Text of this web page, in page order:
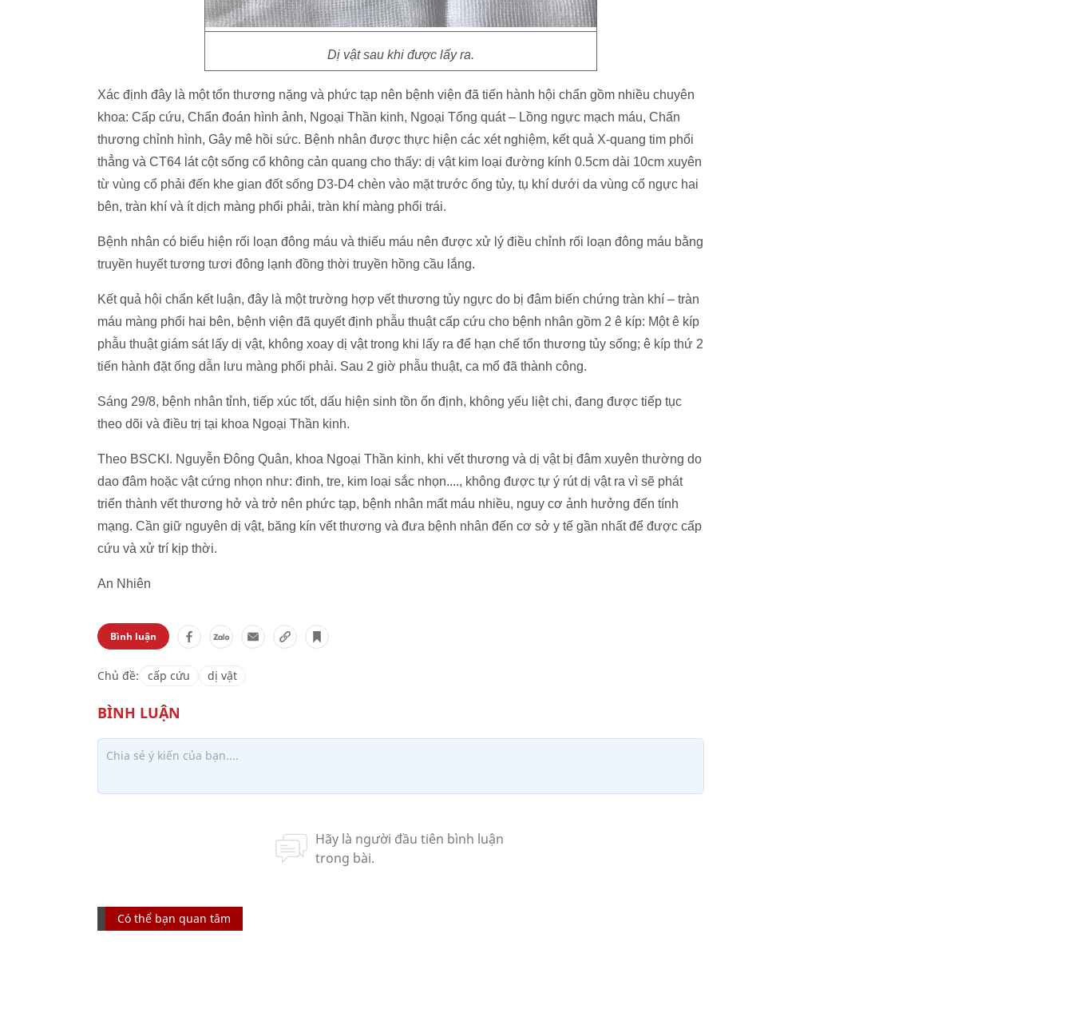
Dị vật sau khi được lấy ra.
Xác định đây là một tổn thương nặng và phức tạp nên bệnh viện đã tiến hành hội chẩn gồm nhiều chuyên
khoa: Cấp cứu, Chẩn đoán hình ảnh, Ngoại Thần kinh, Ngoại Tổng quát – Lồng ngực mạch máu, Chấn
thương chỉnh hình, Gây mê hồi sức. Bệnh nhân được thực hiện các xét nghiệm, kết quả X-quang tim phổi
thẳng và CT64 lát cột sống cổ không cản quang cho thấy: dị vật kim loại đường kính 0.5cm dài 10cm xuyên
từ vùng cổ phải đến khe gian đốt sống D3-D4 chèn vào mặt trước ống tủy, tụ khí dưới da vùng cổ ngực hai
bên, tràn khí và ít dịch màng phổi phải, tràn khí màng phổi trái.
Bệnh nhân có biểu hiện rối loạn đông máu và thiếu máu nên được xử lý điều chỉnh rối loạn đông máu bằng
truyền huyết tương tươi đông lạnh đồng thời truyền hồng cầu lắng.
Kết quả hội chẩn kết luận, đây là một trường hợp vết thương tủy ngực do bị đâm biến chứng tràn khí – tràn
máu màng phổi hai bên, bệnh viện đã quyết định phẫu thuật cấp cứu cho bệnh nhân gồm 2 ê kíp: Một ê kíp
phẫu thuật giám sát lấy dị vật, không xoay dị vật trong khi lấy ra để hạn chế tổn thương tủy sống; ê kíp thứ 2
tiến hành đặt ống dẫn lưu màng phổi phải. Sau 2 giờ phẫu thuật, ca mổ đã thành công.
Sáng 29/8, bệnh nhân tỉnh, tiếp xúc tốt, dấu hiện sinh tồn ổn định, không yếu liệt chi, đang được tiếp tục
theo dõi và điều trị tại khoa Ngoại Thần kinh.
Theo BSCKI. Nguyễn Đông Quân, khoa Ngoại Thần kinh, khi vết thương và dị vật bị đâm xuyên thường do
dao đâm hoặc vật cứng nhọn như: đinh, tre, kim loại sắc nhọn...., không được tự ý rút dị vật ra vì sẽ phát
triển thành vết thương hở và trở nên phức tạp, bệnh nhân mất máu nhiều, nguy cơ ảnh hưởng đến tính
mạng. Cần giữ nguyên dị vật, băng kín vết thương và đưa bệnh nhân đến cơ sở y tế gần nhất để được cấp
cứu và xử trí kịp thời.
An Nhiên
Bình luận
Chủ đề: cấp cứu dị vật
Có thể bạn quan tâm